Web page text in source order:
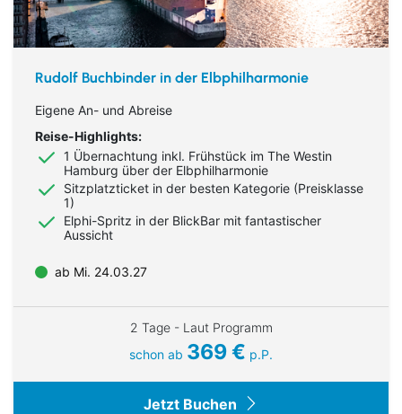
Rudolf Buchbinder in der Elbphilharmonie
Eigene An- und Abreise
Reise-Highlights:
1 Übernachtung inkl. Frühstück im The Westin
Hamburg über der Elbphilharmonie
Sitzplatzticket in der besten Kategorie (Preisklasse
1)
Elphi-Spritz in der BlickBar mit fantastischer
Aussicht
ab Mi. 24.03.27
2 Tage - Laut Programm
schon ab 369 € p.P.
Jetzt Buchen